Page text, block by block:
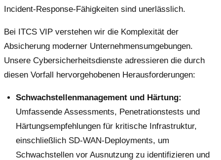
Incident-Response-Fähigkeiten sind unerlässlich.
Bei ITCS VIP verstehen wir die Komplexität der
Absicherung moderner Unternehmensumgebungen.
Unsere Cybersicherheitsdienste adressieren die durch
diesen Vorfall hervorgehobenen Herausforderungen:
Schwachstellenmanagement und Härtung:
Umfassende Assessments, Penetrationstests und
Härtungsempfehlungen für kritische Infrastruktur,
einschließlich SD-WAN-Deployments, um
Schwachstellen vor Ausnutzung zu identifizieren und